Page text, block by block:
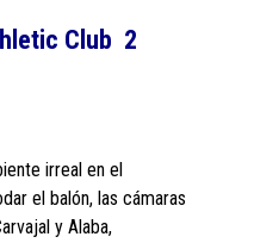
Club 2
irreal en el
el balón, las cámaras
y Alaba,